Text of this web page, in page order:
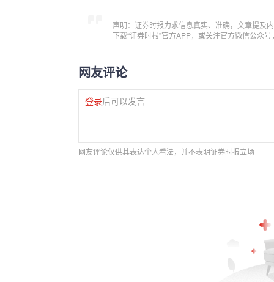
声明：证券时报力求信息真实、准确，文章提及
下载“证券时报”官方APP，或关注官方微信公众
网友评论
登录后可以发言
网友评论仅供其表达个人看法，并不表明证券时报立场